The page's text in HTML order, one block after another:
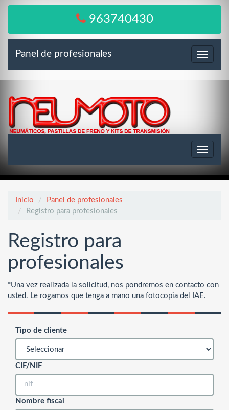
963740430
Menú
Panel de profesionales
Toggle
Inicio
Panel de profesionales
Registro para profesionales
Registro para
profesionales
*Una vez realizada la solicitud, nos pondremos en contacto con
usted. Le rogamos que tenga a mano una fotocopia del IAE.
Tipo de cliente
CIF/NIF
Nombre fiscal